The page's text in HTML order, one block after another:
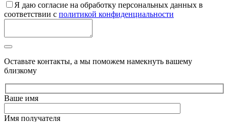
Я даю согласие на обработку персональных данных в
соответствии с политикой конфиденциальности
Оставьте контакты, а мы поможем намекнуть вашему
близкому
Ваше имя
Имя получателя